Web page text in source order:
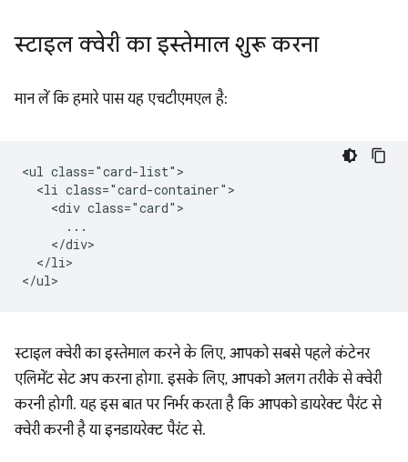
स्टाइल क्वेरी का इस्तेमाल शुरू करना
मान लें कि हमारे पास यह एचटीएमएल है:
<ul class="card-list">
  <li class="card-container">
    <div class="card">
      ...
    </div>
  </li>
स्टाइल क्वेरी का इस्तेमाल करने के लिए, आपको सबसे पहले कंटेनर
एलिमेंट सेट अप करना होगा. इसके लिए, आपको अलग तरीके से क्वेरी
करनी होगी. यह इस बात पर निर्भर करता है कि आपको डायरेक्ट पैरंट से
क्वेरी करनी है या इनडायरेक्ट पैरंट से.